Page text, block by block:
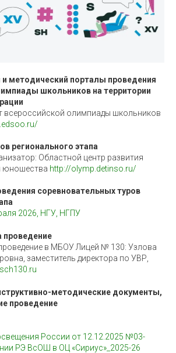
методический порталы проведения
школьников на территории
всероссийской олимпиады школьников
регионального этапа
Областной центр развития
юношества http://olymp.detinso.ru/
соревновательных туров
2026, НГУ, НГПУ
проведение
в МБОУ Лицей № 130: Узлова
заместитель директора по УВР,
методические документы,
проведение
России от 12.12.2025 №03-
РЭ ВсОШ в ОЦ «Сириус»_2025-26